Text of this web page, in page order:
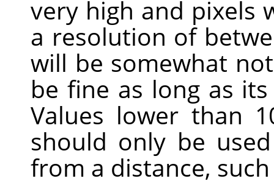
very high and pixels
a resolution of
will be somewhat
be fine as long as
Values lower than
should only be
from a distance,